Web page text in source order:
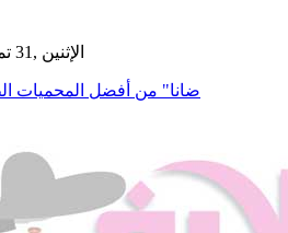
GMT 18:08 2017 الإثنين ,31 تموز / يوليو
"ضانا" من أفضل المحميات